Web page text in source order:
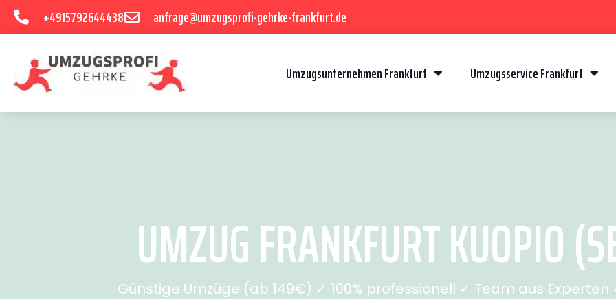
+4915792644438 anfrage@umzugsprofi-gehrke-frankfurt.de
Umzugsunternehmen Frankfurt Umzugsservice Frankfurt
UMZUG FRANKFURT KUOPIO
Günstige Umzüge (ab 149€) ✓ 100% professionell ✓ Team aus